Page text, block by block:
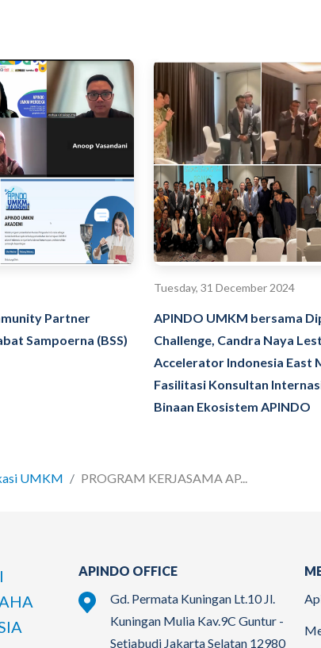
Partner
Sampoerna (BSS)
Tuesday, 31 December 2024
APINDO UMKM bersama
Challenge, Candra Naya
Accelerator Indonesia East
Fasilitasi Konsultan
Binaan Ekosistem APINDO
UMKM PROGRAM KERJASAMA AP...
APINDO OFFICE
Gd. Permata Kuningan Lt.10 Jl.
Kuningan Mulia Kav.9C Guntur -
Setiabudi Jakarta Selatan 12980